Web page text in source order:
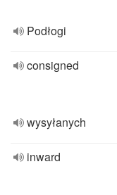
Podłogi
consigned
wysyłanych
inward